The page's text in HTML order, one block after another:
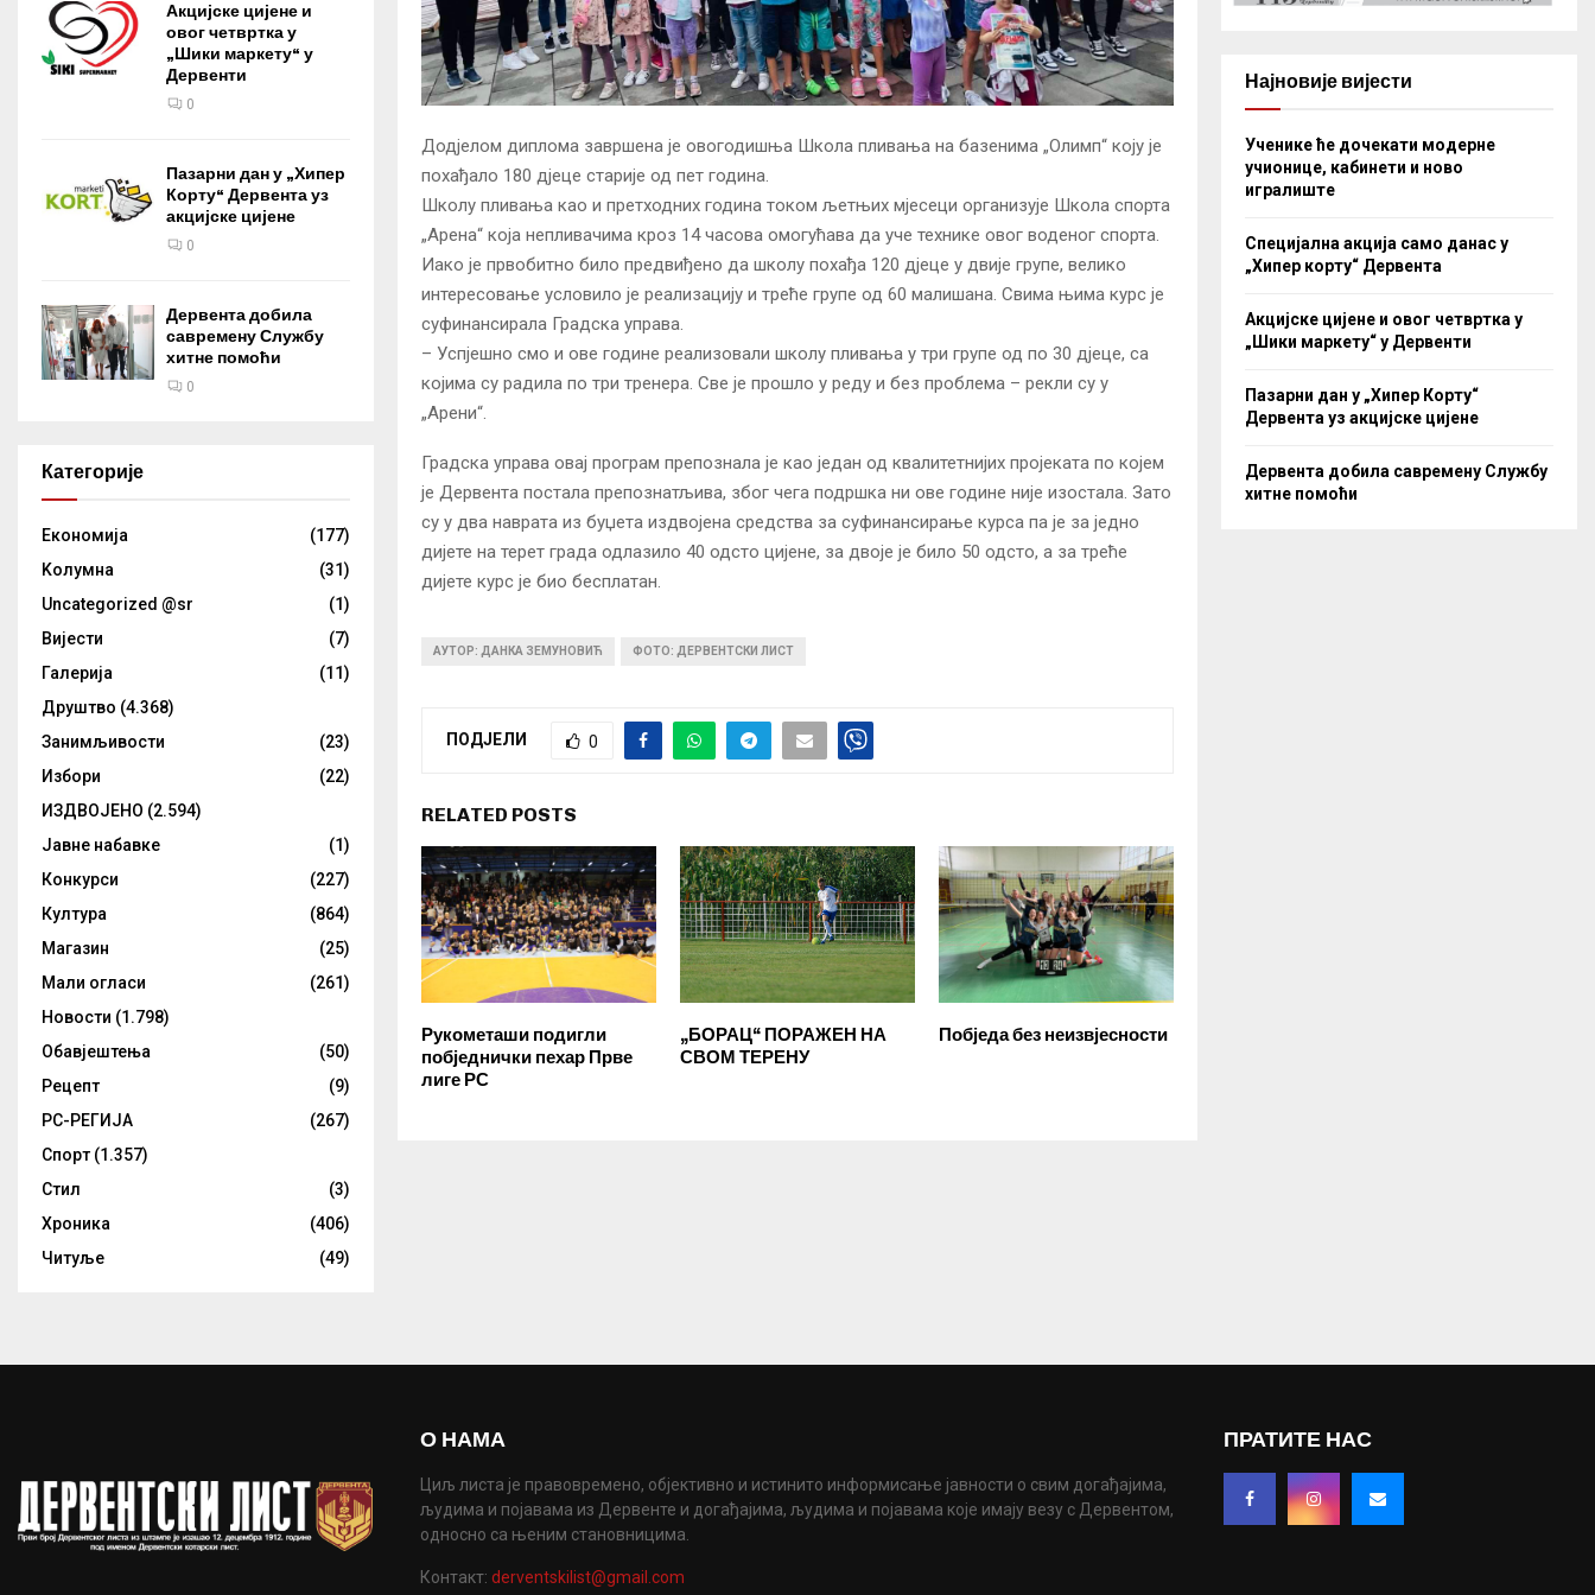
Додјелом диплома завршена је овогодишња Школа пливања на базенима „Олимп“ коју је
похађало 180 дјеце старије од пет година.
Школу пливања као и претходних година током љетњих мјесеци организује Школа спорта
„Арена“ која непливачима кроз 14 часова омогућава да уче технике овог воденог спорта.
Иако је првобитно било предвиђено да школу похађа 120 дјеце у двије групе, велико
интересовање условило је реализацију и треће групе од 60 малишана. Свима њима курс је
суфинансирала Градска управа.
– Успјешно смо и ове године реализовали школу пливања у три групе од по 30 дјеце, са
којима су радила по три тренера. Све је прошло у реду и без проблема – рекли су у
„Арени“.
Градска управа овај програм препознала је као један од квалитетнијих пројеката по којем
је Дервента постала препознатљива, због чега подршка ни ове године није изостала. Зато
су у два наврата из буџета издвојена средства за суфинансирање курса па је за једно
дијете на терет града одлазило 40 одсто цијене, за двоје је било 50 одсто, а за треће
дијете курс је био бесплатан.
АУТОР: ДАНКА ЗЕМУНОВИЋ ФОТО: ДЕРВЕНТСКИ ЛИСТ
ПОДЈЕЛИ 0
RELATED POSTS
Рукометаши подигли
побједнички пехар Прве
лиге РС
„БОРАЦ“ ПОРАЖЕН НА
СВОМ ТЕРЕНУ
Побједа без неизвјесности
Акцијске цијене и
овог четвртка у
„Шики маркету“ у
Дервенти
0
Пазарни дан у „Хипер
Корту“ Дервента уз
акцијске цијене
0
Дервента добила
савремену Службу
хитне помоћи
0
Категорије
Eкономија
(177)
Kолумнa
(31)
Uncategorized @sr
(1)
Вијести
(7)
Галерија
(11)
Друштво (4.368)
Занимљивости
(23)
Избори
(22)
ИЗДВОЈЕНО (2.594)
Јавне набавке
(1)
Конкурси
(227)
Култура
(864)
Магазин
(25)
Мали огласи
(261)
Новости (1.798)
Обавјештења
(50)
Рецепт
(9)
РС-РЕГИЈА
(267)
Спорт (1.357)
Стил
(3)
Хроника
(406)
Читуље
(49)
Најновије вијести
Ученике ће дочекати модерне
учионице, кабинети и ново
игралиште
Специјална акција само данас у
„Хипер корту“ Дервента
Акцијске цијене и овог четвртка у
„Шики маркету“ у Дервенти
Пазарни дан у „Хипер Корту“
Дервента уз акцијске цијене
Дервента добила савремену Службу
хитне помоћи
О НАМА
Циљ листа је правовремено, објективно и истинито информисање јавности о свим догађајима,
људима и појавама из Дервенте и догађајима, људима и појавама које имају везу с Дервентом,
односно са њеним становницима.
Контакт: derventskilist@gmail.com
ПРАТИТЕ НАС